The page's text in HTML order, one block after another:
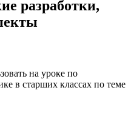
разработки,
на уроке по
в старших классах по теме